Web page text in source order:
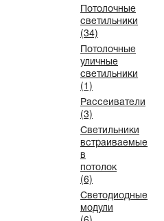
Потолочные
светильники
(34)
Потолочные
уличные
светильники
(1)
Рассеиватели
(3)
Светильники
встраиваемые
в
потолок
(6)
Светодиодные
модули